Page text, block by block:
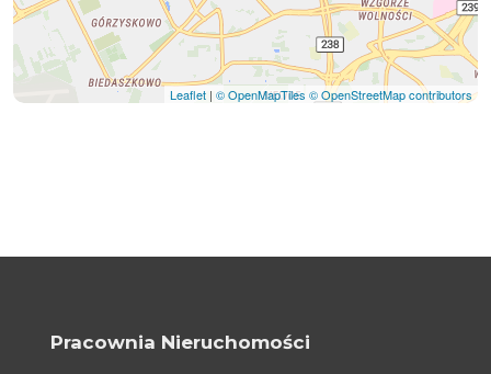
Leaflet | © OpenMapTiles © OpenStreetMap contributors
Pracownia Nieruchomości